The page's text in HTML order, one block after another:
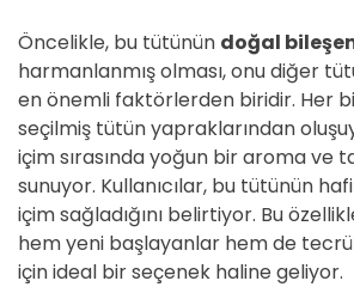
Öncelikle, bu tütünün doğal
harmanlanmış olması, onu diğer
en önemli faktörlerden biridir. Her
seçilmiş tütün yapraklarından
içim sırasında yoğun bir aroma ve
sunuyor. Kullanıcılar, bu tütünün
içim sağladığını belirtiyor. Bu
hem yeni başlayanlar hem de
için ideal bir seçenek haline geliyor.